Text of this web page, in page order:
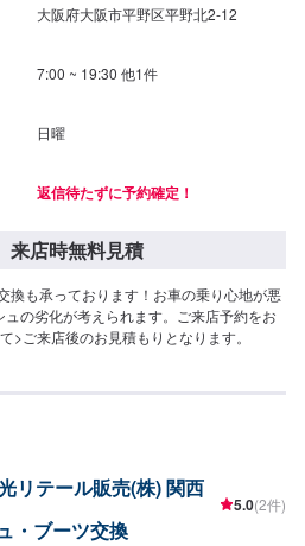
大阪府大阪市平野区平野北2-12
7:00 ~ 19:30 他1件
日曜
返信待たずに予約確定！
来店時無料見積
換も承っております！お車の乗り心地が悪
の劣化が考えられます。ご来店予約をお
>ご来店後のお見積もりとなります。
リテール販売(株) 関西
・ブーツ交換
5.0(2件)